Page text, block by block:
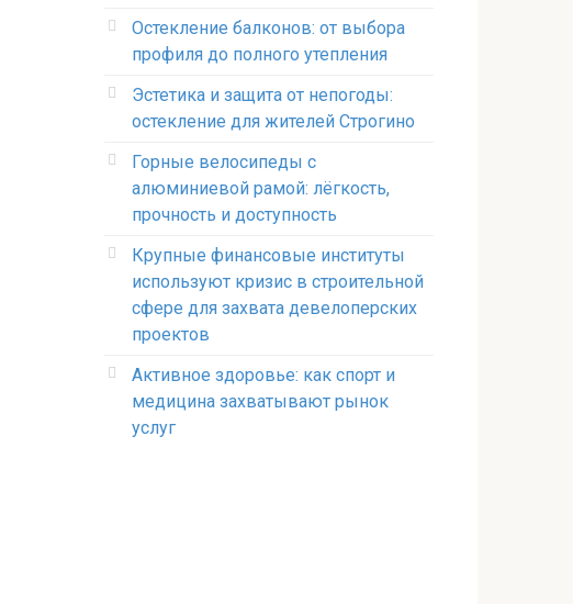
Остекление балконов: от выбора
профиля до полного утепления
Эстетика и защита от непогоды:
остекление для жителей Строгино
Горные велосипеды с
алюминиевой рамой: лёгкость,
прочность и доступность
Крупные финансовые институты
используют кризис в строительной
сфере для захвата девелоперских
проектов
Активное здоровье: как спорт и
медицина захватывают рынок
услуг